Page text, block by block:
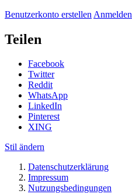
Benutzerkonto erstellen Anmelden
Teilen
Facebook
Twitter
Reddit
WhatsApp
LinkedIn
Pinterest
XING
Stil ändern
Datenschutzerklärung
Impressum
Nutzungsbedingungen